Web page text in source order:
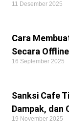
11 Desember 2025
Cara
Secara
16 September 2025
Sanksi Cafe
Dampak, dan
19 November 2025